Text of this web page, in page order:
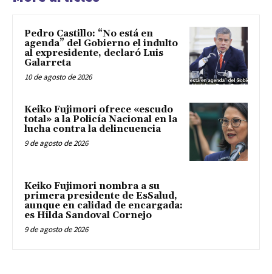
Pedro Castillo: “No está en
agenda” del Gobierno el indulto
al expresidente, declaró Luis
Galarreta
10 de agosto de 2026
Keiko Fujimori ofrece «escudo
total» a la Policía Nacional en la
lucha contra la delincuencia
9 de agosto de 2026
Keiko Fujimori nombra a su
primera presidente de EsSalud,
aunque en calidad de encargada:
es Hilda Sandoval Cornejo
9 de agosto de 2026